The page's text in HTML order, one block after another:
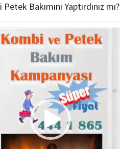
Bakımını Yaptırdınız mı?